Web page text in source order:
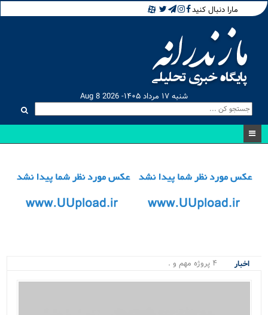
مارا دنبال کنید
شنبه ۱۷ مرداد ۱۴۰۵- Aug 8 2026
اخبار
۴ پروژه مهم و حیاتی نور و م_